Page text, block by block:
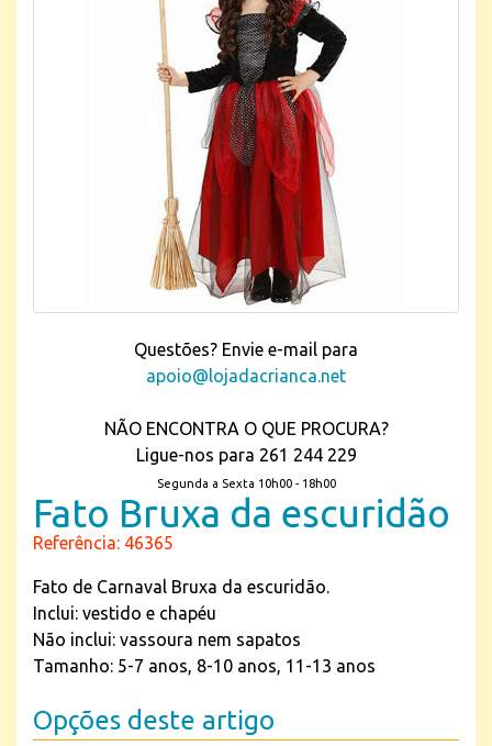
Questões? Envie e-mail para
apoio@lojadacrianca.net
NÃO ENCONTRA O QUE PROCURA?
Ligue-nos para 261 244 229
Segunda a Sexta 10h00 - 18h00
Fato Bruxa da escuridão
Referência: 46365
Fato de Carnaval Bruxa da escuridão.
Inclui: vestido e chapéu
Não inclui: vassoura nem sapatos
Tamanho: 5-7 anos, 8-10 anos, 11-13 anos
Opções deste artigo